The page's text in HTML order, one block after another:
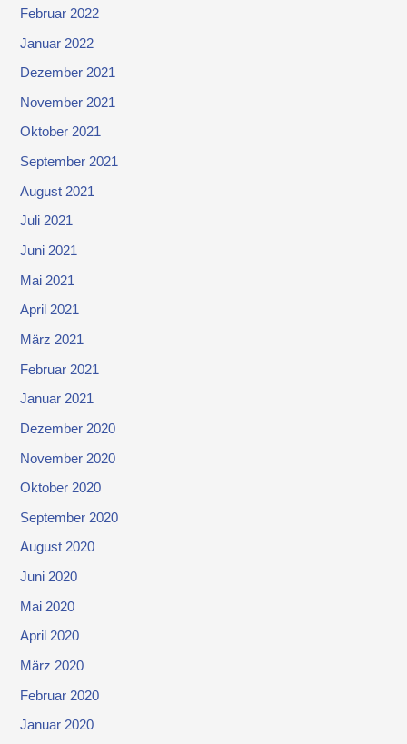
Februar 2022
Januar 2022
Dezember 2021
November 2021
Oktober 2021
September 2021
August 2021
Juli 2021
Juni 2021
Mai 2021
April 2021
März 2021
Februar 2021
Januar 2021
Dezember 2020
November 2020
Oktober 2020
September 2020
August 2020
Juni 2020
Mai 2020
April 2020
März 2020
Februar 2020
Januar 2020